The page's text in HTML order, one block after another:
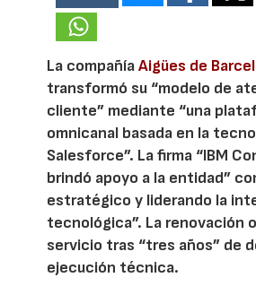
La compañíaAigües de
transformó su “modelo de
cliente” mediante “una
omnicanal basada en la
Salesforce”. La firma “IBM
brindó apoyo a la entidad”
estratégico y liderando la
tecnológica”. La renovación
servicio tras “tres años” de
ejecución técnica.